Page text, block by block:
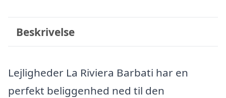
Beskrivelse
Lejligheder La Riviera Barbati har en
perfekt beliggenhed ned til den